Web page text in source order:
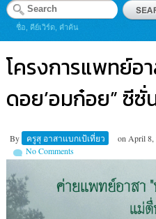
ชื่อ, คีย์เวิร์ด, คำค้น
โครงการแพทย์​อ
ดอย’อมก๋อย​” ซีซั่
By ครูสุ อาสาแบกเป้เที่ยว on April 8,
No Comments